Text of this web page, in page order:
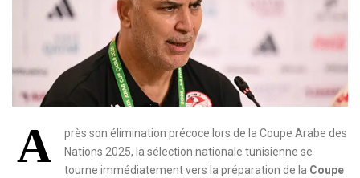
A
près son élimination précoce lors de la Coupe Arabe des
Nations 2025, la sélection nationale tunisienne se
tourne immédiatement vers la préparation de la Coupe